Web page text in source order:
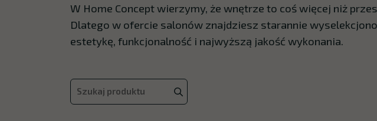
W Home Concept wierzymy, że wnętrze to coś więcej niż
Dlatego w ofercie salonów znajdziesz starannie
estetykę, funkcjonalność i najwyższą jakość wykonania.